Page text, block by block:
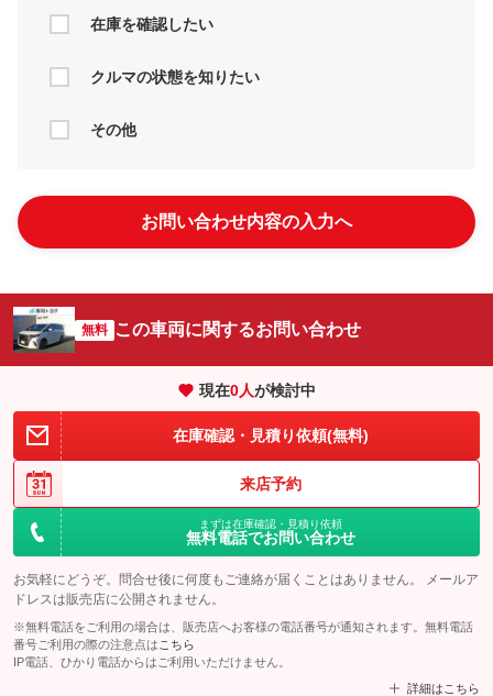
在庫を確認したい
クルマの状態を知りたい
その他
お問い合わせ内容の入力へ
無料 この車両に関するお問い合わせ
現在0人が検討中
在庫確認・見積り依頼(無料)
来店予約
まずは在庫確認・見積り依頼
無料電話でお問い合わせ
お気軽にどうぞ。問合せ後に何度もご連絡が届くことはありません。 メールア
ドレスは販売店に公開されません。
※無料電話をご利用の場合は、販売店へお客様の電話番号が通知されます。無料電話
番号ご利用の際の注意点は こちら
IP電話、ひかり電話からはご利用いただけません。
詳細はこちら